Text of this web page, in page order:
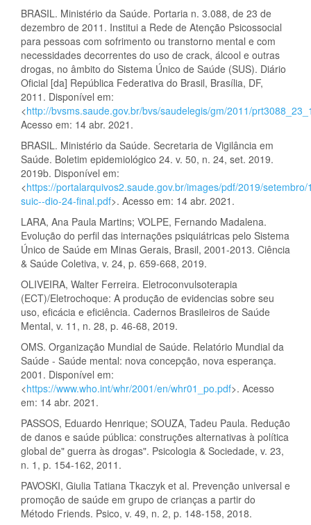
BRASIL. Ministério da Saúde. Portaria n. 3.088, de 23 de
dezembro de 2011. Institui a Rede de Atenção Psicossocial
para pessoas com sofrimento ou transtorno mental e com
necessidades decorrentes do uso de crack, álcool e outras
drogas, no âmbito do Sistema Único de Saúde (SUS). Diário
Oficial [da] República Federativa do Brasil, Brasília, DF,
2011. Disponível em:
<http://bvsms.saude.gov.br/bvs/saudelegis/gm/2011/
Acesso em: 14 abr. 2021.
BRASIL. Ministério da Saúde. Secretaria de Vigilância em
Saúde. Boletim epidemiológico 24. v. 50, n. 24, set. 2019.
2019b. Disponível em:
<https://portalarquivos2.saude.gov.br/images/pdf/2019/setembro/
suic--dio-24-final.pdf>. Acesso em: 14 abr. 2021.
LARA, Ana Paula Martins; VOLPE, Fernando Madalena.
Evolução do perfil das internações psiquiátricas pelo Sistema
Único de Saúde em Minas Gerais, Brasil, 2001-2013. Ciência
& Saúde Coletiva, v. 24, p. 659-668, 2019.
OLIVEIRA, Walter Ferreira. Eletroconvulsoterapia
(ECT)/Eletrochoque: A produção de evidencias sobre seu
uso, eficácia e eficiência. Cadernos Brasileiros de Saúde
Mental, v. 11, n. 28, p. 46-68, 2019.
OMS. Organização Mundial de Saúde. Relatório Mundial da
Saúde - Saúde mental: nova concepção, nova esperança.
2001. Disponível em:
<https://www.who.int/whr/2001/en/whr01_po.pdf>. Acesso
em: 14 abr. 2021.
PASSOS, Eduardo Henrique; SOUZA, Tadeu Paula. Redução
de danos e saúde pública: construções alternativas à política
global de" guerra às drogas". Psicologia & Sociedade, v. 23,
n. 1, p. 154-162, 2011.
PAVOSKI, Giulia Tatiana Tkaczyk et al. Prevenção universal e
promoção de saúde em grupo de crianças a partir do
Método Friends. Psico, v. 49, n. 2, p. 148-158, 2018.